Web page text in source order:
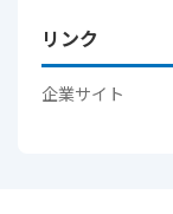
リンク
企業サイト